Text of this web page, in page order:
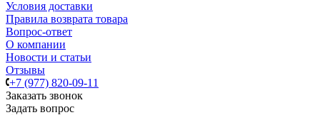
Условия доставки
Правила возврата товара
Вопрос-ответ
О компании
Новости и статьи
Отзывы
+7 (977) 820-09-11
Заказать звонок
Задать вопрос